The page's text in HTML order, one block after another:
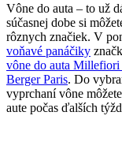
Vône do auta – to už
súčasnej dobe si
rôznych značiek. V
voňavé panáčiky
vône do auta
Berger Paris. Do
vyprchaní vône
aute počas ďalších